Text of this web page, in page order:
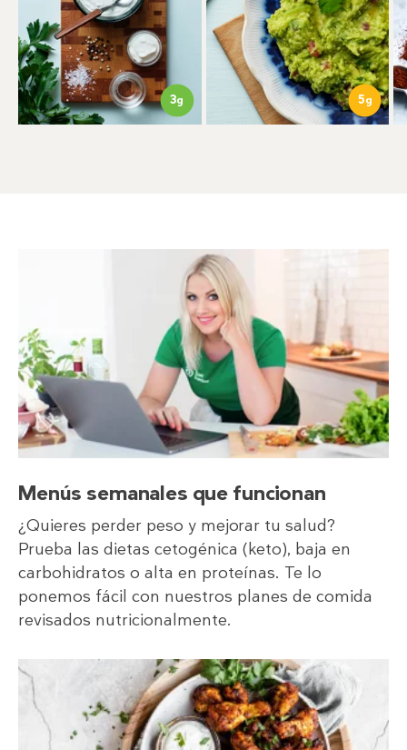
3g 5g
Menús semanales que funcionan
¿Quieres perder peso y mejorar tu salud?
Prueba las dietas cetogénica (keto), baja en
carbohidratos o alta en proteínas. Te lo
ponemos fácil con nuestros planes de comida
revisados nutricionalmente.